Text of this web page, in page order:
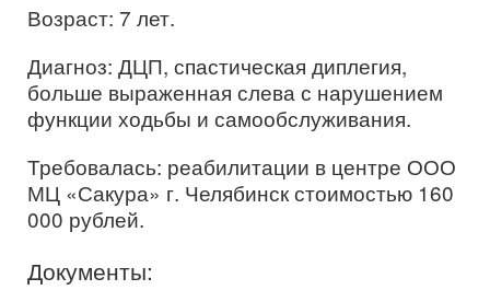
Возраст: 7 лет.
Диагноз: ДЦП, спастическая диплегия,
больше выраженная слева с нарушением
функции ходьбы и самообслуживания.
Требовалась: реабилитации в центре ООО
МЦ «Сакура» г. Челябинск стоимостью 160
000 рублей.
Документы: